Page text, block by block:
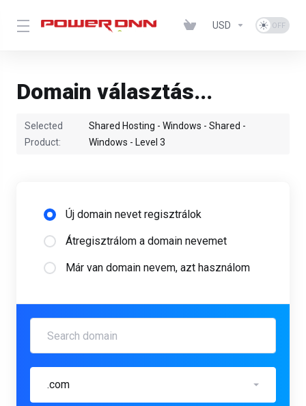
USD
Domain választás...
Selected
Product:
Shared Hosting - Windows - Shared -
Windows - Level 3
Új domain nevet regisztrálok
Átregisztrálom a domain nevemet
Már van domain nevem, azt használom
.com